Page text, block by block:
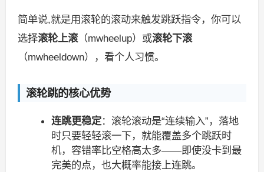
简单说,就是用滚轮的滚动来触发跳跃指令，你可以
选择滚轮上滚（mwheelup）或滚轮下滚
（mwheeldown），看个人习惯。
滚轮跳的核心优势
连跳更稳定：滚轮滚动是“连续输入”，落地
时只要轻轻滚一下，就能覆盖多个跳跃时
机，容错率比空格高太多——即使没卡到最
完美的点，也大概率能接上连跳。